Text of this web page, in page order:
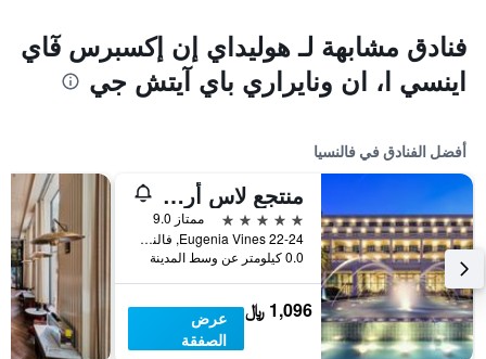
فنادق مشابهة لـ هوليداي إن إكسبرس فٓاي
اينسي ا، ان ونايراري باي آيتش جي
أفضل الفنادق في فالنسيا
منتجع لاس أريناس بالنياريو
5 نجوم
ممتاز 9.0
Eugenia Vines 22-24, فالنسيا, منطقة بلنسية, أسبانيا
0.0 كيلومتر عن وسط المدينة
1,096 ﷼
عرض
الصفقة